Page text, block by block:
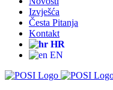
Izvješća
Česta Pitanja
Kontakt
HR
EN